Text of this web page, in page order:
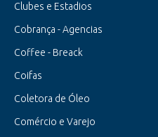
Clubes e Estadios
Cobrança - Agencias
Coffee - Breack
Coifas
Coletora de Óleo
Comércio e Varejo